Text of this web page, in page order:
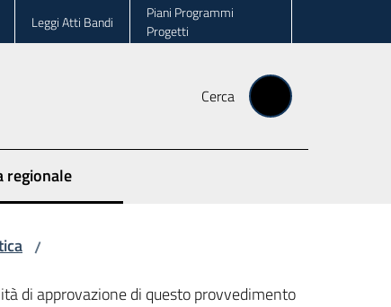
Leggi Atti Bandi
Piani Programmi
Progetti
Cerca
regionale
/
di approvazione di questo provvedimento